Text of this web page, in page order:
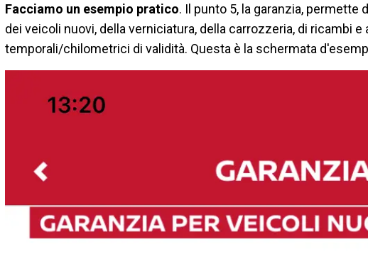
Facciamo un esempio pratico. Il punto 5, la garanzia,
dei veicoli nuovi, della verniciatura, della carrozzeria, di ricambi
temporali/chilometrici di validità. Questa è la schermata